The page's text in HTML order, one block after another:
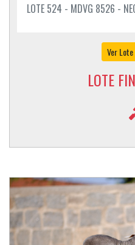
LOTE 524 - MDVG 8526 -
Ver
LOTE